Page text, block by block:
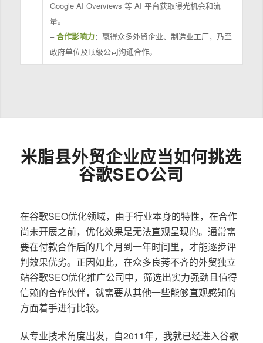
Google AI Overviews 等 AI 平台获取曝光机会和流
量。
–合作影响力：赢得众多外贸企业、制造业工厂，乃至
政府单位及顶级公司沟通合作。
米脂县外贸企业应当如何挑选
谷歌SEO公司
在谷歌SEO优化领域，由于行业本身的特性，在合作
尚未开展之前，优化效果是无法直观呈现的。通常需
要在付款合作后的几个月到一年时间里，才能逐步评
判效果优劣。正因如此，在众多良莠不齐的外贸独立
站谷歌SEO优化推广公司中，筛选出实力强劲且值得
信赖的合作伙伴，就需要从其他一些能够直观感知的
方面着手进行比较。
从专业技术角度出发，自2011年，我就已经进入谷歌